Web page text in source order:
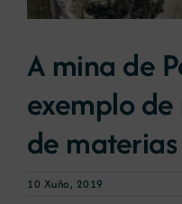
Novas
Portal de emprego
A mina de
exemplo
de
10 Xuño, 2019